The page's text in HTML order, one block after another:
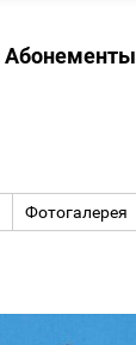
Абонементы
Фотогалерея